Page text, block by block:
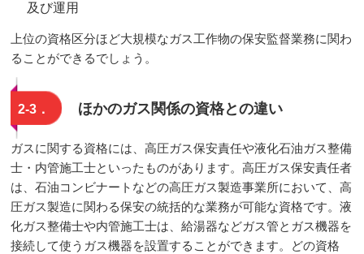
及び運用
上位の資格区分ほど大規模なガス工作物の保安監督業務に関わ
ることができるでしょう。
2-3． ほかのガス関係の資格との違い
ガスに関する資格には、高圧ガス保安責任や液化石油ガス整備
士・内管施工士といったものがあります。高圧ガス保安責任者
は、石油コンビナートなどの高圧ガス製造事業所において、高
圧ガス製造に関わる保安の統括的な業務が可能な資格です。液
化ガス整備士や内管施工士は、給湯器などガス管とガス機器を
接続して使うガス機器を設置することができます。どの資格